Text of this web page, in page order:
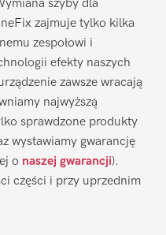
szyby dla
zajmuje tylko kilka
zespołowi i
efekty naszych
zawsze wracają
najwyższą
sprawdzone produkty
wystawiamy gwarancję
o naszej gwarancji).
części i przy uprzednim